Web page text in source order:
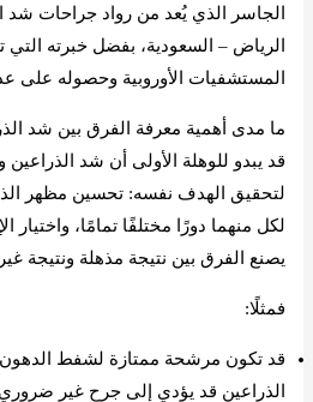
الجاسر الذي يُعد من رواد جراحات شد
المستشفيات الأوروبية وحصوله على
ما مدى أهمية معرفة الفرق بين شد
قد يبدو للوهلة الأولى أن شد
لتحقيق الهدف نفسه: تحسين مظهر
لكل منهما دورًا مختلفًا تمامًا، واختيار
يصنع الفرق بين نتيجة مذهلة ونتيجة
فمثلًا:
قد تكون مرشحة ممتازة لشفط
الذراعين قد يؤدي إلى جرح غير